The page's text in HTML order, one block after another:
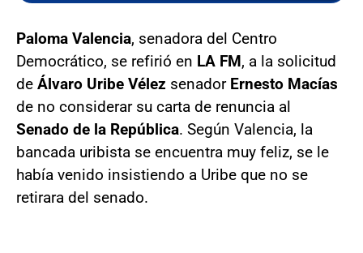
Paloma Valencia, senadora del Centro
Democrático, se refirió en LA FM, a la solicitud
de Álvaro Uribe Vélez senador Ernesto Macías
de no considerar su carta de renuncia al
Senado de la República. Según Valencia, la
bancada uribista se encuentra muy feliz, se le
había venido insistiendo a Uribe que no se
retirara del senado.